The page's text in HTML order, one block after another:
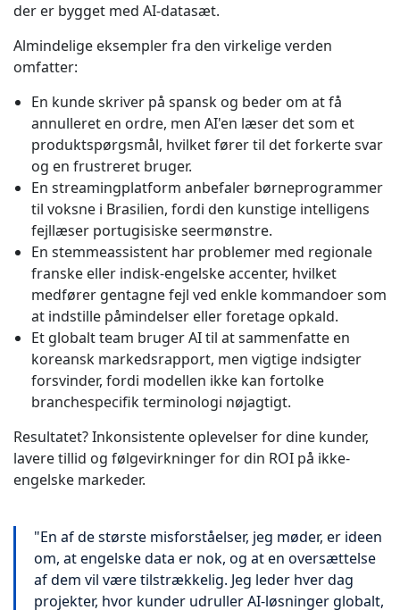
der er bygget med AI-datasæt.
Almindelige eksempler fra den virkelige verden
omfatter:
En kunde skriver på spansk og beder om at få
annulleret en ordre, men AI'en læser det som et
produktspørgsmål, hvilket fører til det forkerte svar
og en frustreret bruger.
En streamingplatform anbefaler børneprogrammer
til voksne i Brasilien, fordi den kunstige intelligens
fejllæser portugisiske seermønstre.
En stemmeassistent har problemer med regionale
franske eller indisk-engelske accenter, hvilket
medfører gentagne fejl ved enkle kommandoer som
at indstille påmindelser eller foretage opkald.
Et globalt team bruger AI til at sammenfatte en
koreansk markedsrapport, men vigtige indsigter
forsvinder, fordi modellen ikke kan fortolke
branchespecifik terminologi nøjagtigt.
Resultatet? Inkonsistente oplevelser for dine kunder,
lavere tillid og følgevirkninger for din ROI på ikke-
engelske markeder.
"En af de største misforståelser, jeg møder, er ideen
om, at engelske data er nok, og at en oversættelse
af dem vil være tilstrækkelig. Jeg leder hver dag
projekter, hvor kunder udruller AI-løsninger globalt,